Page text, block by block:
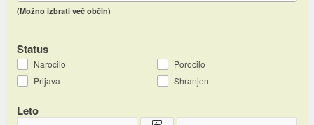
(Možno izbrati več občin)
Status
Narocilo
Porocilo
Prijava
Shranjen
Leto